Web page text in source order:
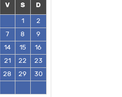
V S
D
1
2
7 8
9
14 15
16
21 22
23
28 29
30